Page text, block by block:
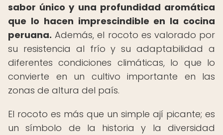
sabor único y una profundidad aromática
que lo hacen imprescindible en la cocina
peruana. Además, el rocoto es valorado por
su resistencia al frío y su adaptabilidad a
diferentes condiciones climáticas, lo que lo
convierte en un cultivo importante en las
zonas de altura del país.
El rocoto es más que un simple ají picante; es
un símbolo de la historia y la diversidad